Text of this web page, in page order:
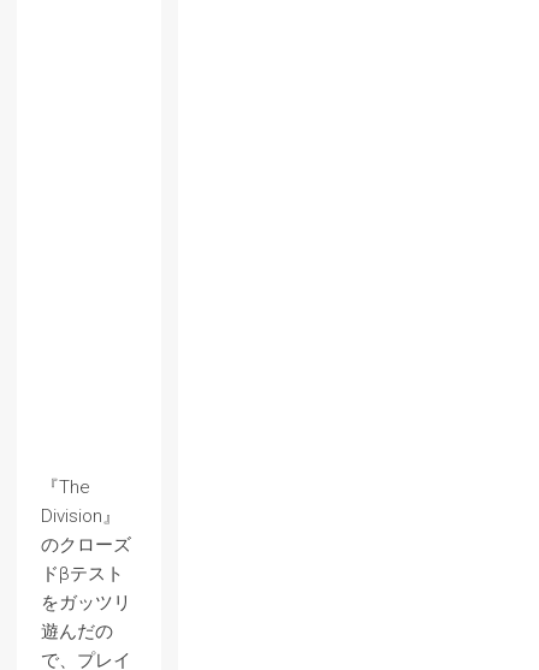
『The
Division』
のクローズ
ドβテスト
をガッツリ
遊んだの
で、プレイ